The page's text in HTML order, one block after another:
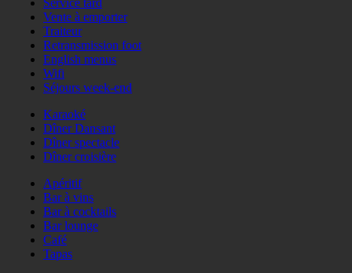
Service tard
Vente à emporter
Traiteur
Retransmission foot
English menus
Wifi
Séjours week-end
Karaoké
Dîner Dansant
Dîner spectacle
Dîner croisière
Apéritif
Bar à vins
Bar à cocktails
Bar lounge
Café
Tapas